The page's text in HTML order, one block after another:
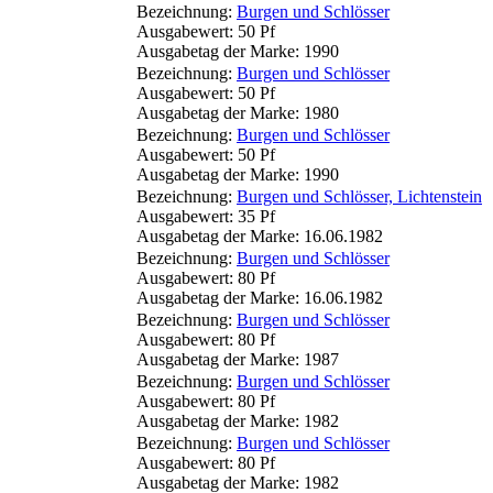
Bezeichnung: Burgen und Schlösser
Ausgabewert: 50 Pf
Ausgabetag der Marke: 1990
Bezeichnung: Burgen und Schlösser
Ausgabewert: 50 Pf
Ausgabetag der Marke: 1980
Bezeichnung: Burgen und Schlösser
Ausgabewert: 50 Pf
Ausgabetag der Marke: 1990
Bezeichnung: Burgen und Schlösser, Lichtenstein
Ausgabewert: 35 Pf
Ausgabetag der Marke: 16.06.1982
Bezeichnung: Burgen und Schlösser
Ausgabewert: 80 Pf
Ausgabetag der Marke: 16.06.1982
Bezeichnung: Burgen und Schlösser
Ausgabewert: 80 Pf
Ausgabetag der Marke: 1987
Bezeichnung: Burgen und Schlösser
Ausgabewert: 80 Pf
Ausgabetag der Marke: 1982
Bezeichnung: Burgen und Schlösser
Ausgabewert: 80 Pf
Ausgabetag der Marke: 1982